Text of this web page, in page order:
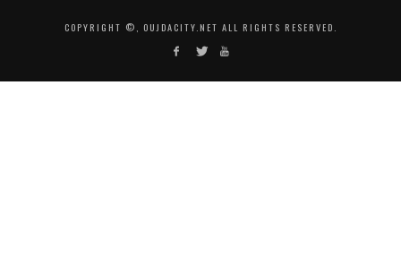
COPYRIGHT ©, OUJDACITY.NET ALL RIGHTS RESERVED.